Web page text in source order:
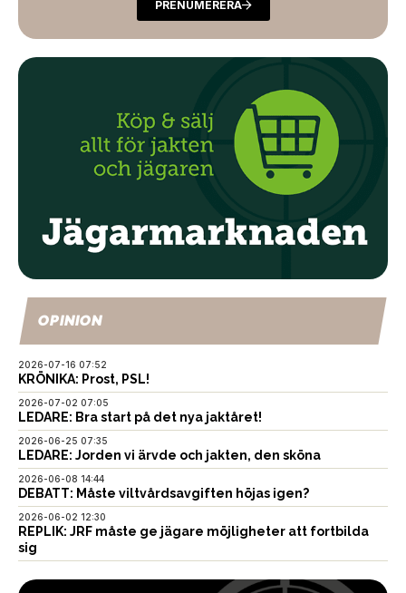
PRENUMERERA
OPINION
2026-07-16 07:52
KRÖNIKA: Prost, PSL!
2026-07-02 07:05
LEDARE: Bra start på det nya jaktåret!
2026-06-25 07:35
LEDARE: Jorden vi ärvde och jakten, den sköna
2026-06-08 14:44
DEBATT: Måste viltvårdsavgiften höjas igen?
2026-06-02 12:30
REPLIK: JRF måste ge jägare möjligheter att fortbilda
sig